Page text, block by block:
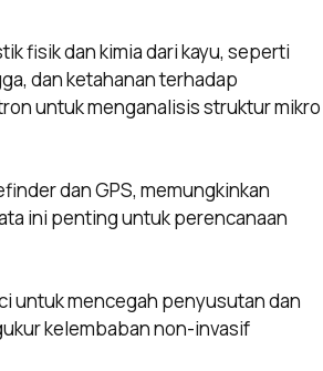
fisik dan kimia dari kayu, seperti
dan ketahanan terhadap
untuk menganalisis struktur mikro
dan GPS, memungkinkan
ini penting untuk perencanaan
untuk mencegah penyusutan dan
kelembaban non-invasif